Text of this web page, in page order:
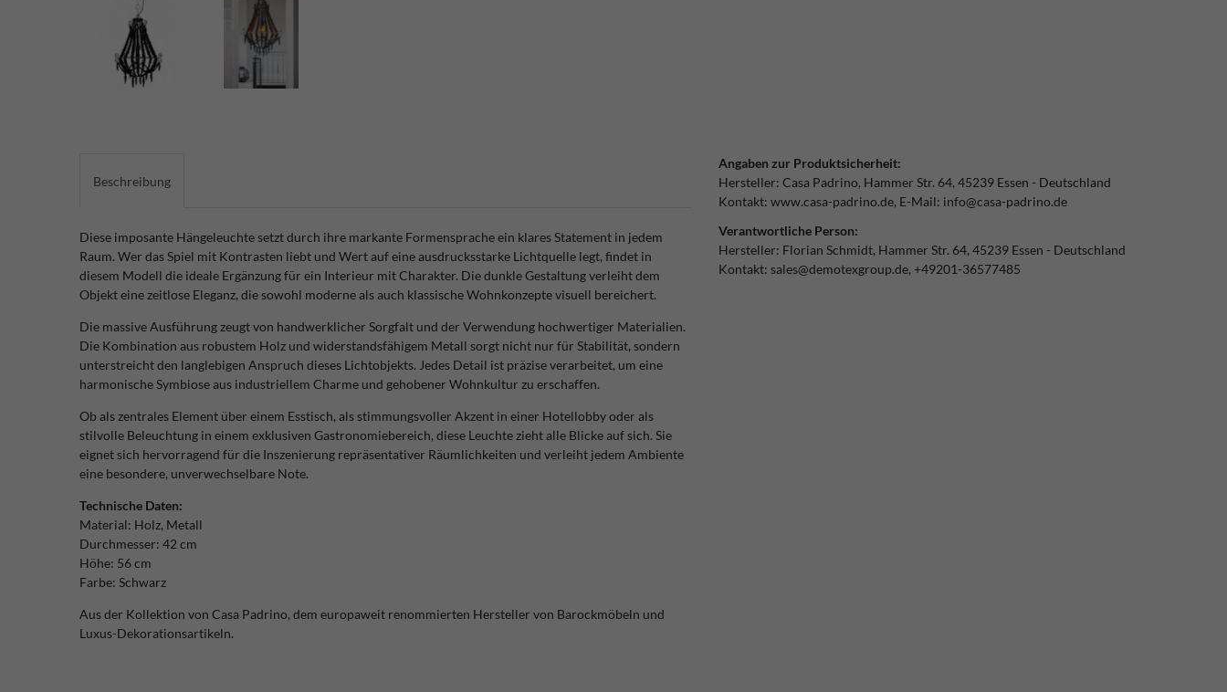
Beschreibung
Diese imposante Hängeleuchte setzt durch ihre markante Formensprache ein klares Statement in jedem
Raum. Wer das Spiel mit Kontrasten liebt und Wert auf eine ausdrucksstarke Lichtquelle legt, findet in
diesem Modell die ideale Ergänzung für ein Interieur mit Charakter. Die dunkle Gestaltung verleiht dem
Objekt eine zeitlose Eleganz, die sowohl moderne als auch klassische Wohnkonzepte visuell bereichert.
Die massive Ausführung zeugt von handwerklicher Sorgfalt und der Verwendung hochwertiger Materialien.
Die Kombination aus robustem Holz und widerstandsfähigem Metall sorgt nicht nur für Stabilität, sondern
unterstreicht den langlebigen Anspruch dieses Lichtobjekts. Jedes Detail ist präzise verarbeitet, um eine
harmonische Symbiose aus industriellem Charme und gehobener Wohnkultur zu erschaffen.
Ob als zentrales Element über einem Esstisch, als stimmungsvoller Akzent in einer Hotellobby oder als
stilvolle Beleuchtung in einem exklusiven Gastronomiebereich, diese Leuchte zieht alle Blicke auf sich. Sie
eignet sich hervorragend für die Inszenierung repräsentativer Räumlichkeiten und verleiht jedem Ambiente
eine besondere, unverwechselbare Note.
Technische Daten:
Material: Holz, Metall
Durchmesser: 42 cm
Höhe: 56 cm
Farbe: Schwarz
Aus der Kollektion von Casa Padrino, dem europaweit renommierten Hersteller von Barockmöbeln und
Luxus-Dekorationsartikeln.
Angaben zur Produktsicherheit:
Hersteller: Casa Padrino Hammer Str. 64 45239 Essen
Deutschland
Kontakt: www.casa-padrino.de E-Mail: info@casa-padrino.de
Verantwortliche Person:
Hersteller: Florian Schmidt Hammer Str. 64 45239 Essen
Deutschland
Kontakt: sales@demotexgroup.de +49201-36577485